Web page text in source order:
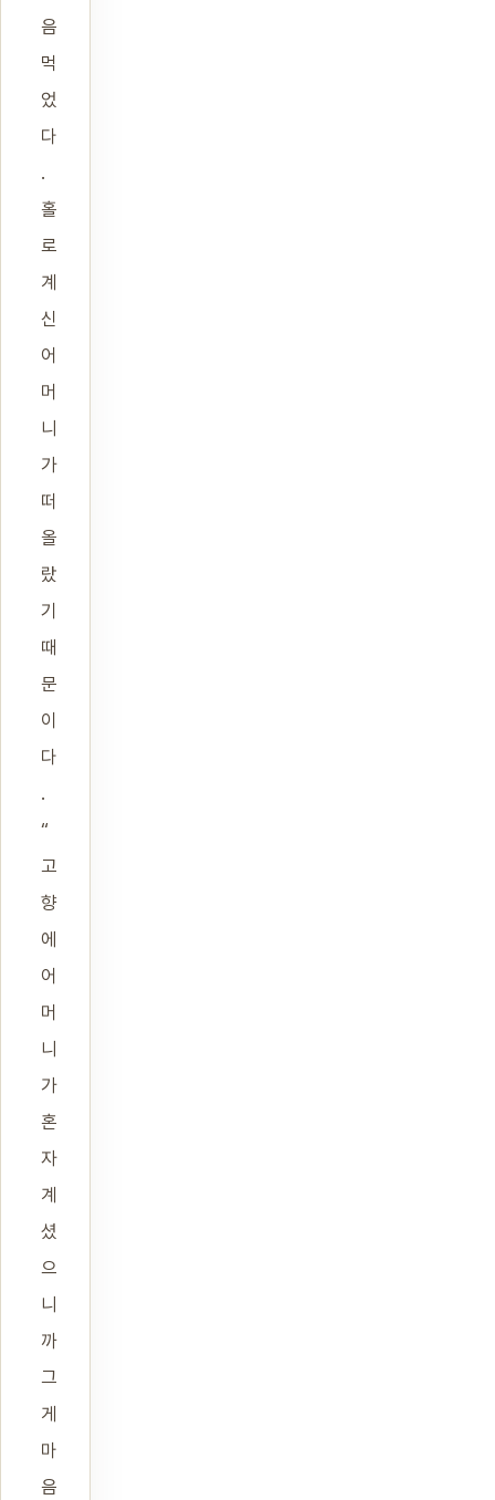
음
먹
었
다
.
홀
로
계
신
어
머
니
가
떠
올
랐
기
때
문
이
다
.
“
고
향
에
어
머
니
가
혼
자
계
셨
으
니
까
그
게
마
음